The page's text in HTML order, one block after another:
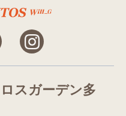
スガーデン多